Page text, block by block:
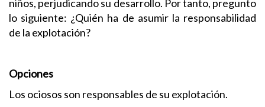
niños, perjudicando su desarrollo. Por tanto, pregunto
lo siguiente: ¿Quién ha de asumir la responsabilidad
de la explotación?
Opciones
Los ociosos son responsables de su explotación.